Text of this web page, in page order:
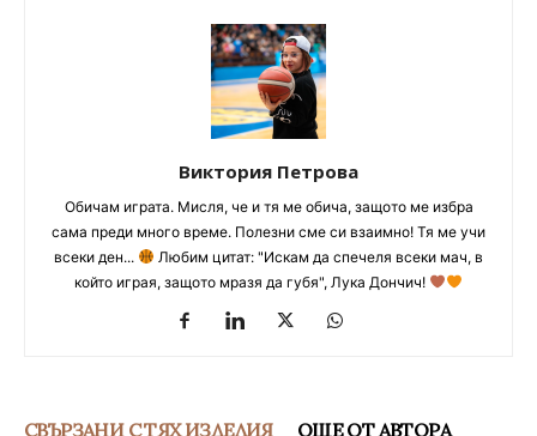
Виктория Петрова
Обичам играта. Мисля, че и тя ме обича, защото ме избра
сама преди много време. Полезни сме си взаимно! Тя ме учи
всеки ден...
Любим цитат: "Искам да спечеля всеки мач, в
който играя, защото мразя да губя", Лука Дончич!
СВЪРЗАНИ С ТЯХ ИЗДЕЛИЯ ОЩЕ ОТ АВТОРА